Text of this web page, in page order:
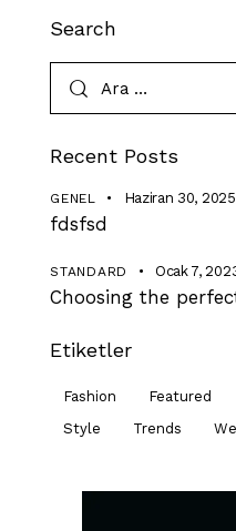
Search
Recent Posts
GENEL Haziran 30, 2025
fdsfsd
STANDARD Ocak 7,
Choosing the
Etiketler
Fashion Featured
Style
Trends